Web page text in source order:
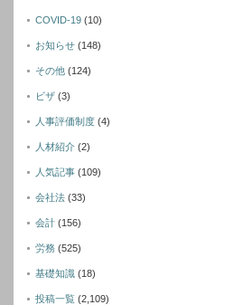
COVID-19 (10)
お知らせ (148)
その他 (124)
ビザ (3)
人事評価制度 (4)
人材紹介 (2)
人気記事 (109)
会社法 (33)
会計 (156)
労務 (525)
基礎知識 (18)
投稿一覧 (2,109)